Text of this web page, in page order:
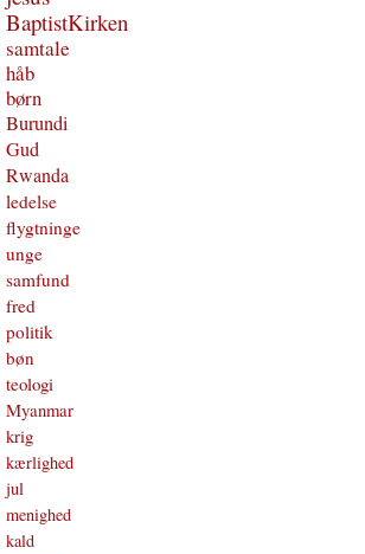
BaptistKirken
samtale
håb
børn
Burundi
Gud
Rwanda
ledelse
flygtninge
unge
samfund
fred
politik
bøn
teologi
Myanmar
krig
kærlighed
jul
menighed
kald